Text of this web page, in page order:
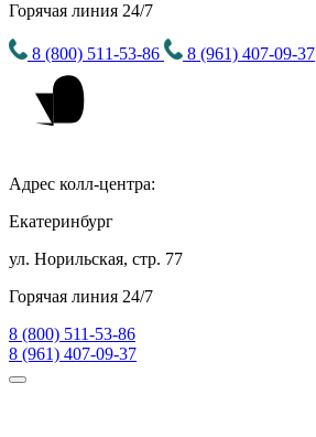
Горячая линия 24/7
8 (800) 511-53-86 8 (961) 407-09-37
Адрес колл-центра:
Екатеринбург
ул. Норильская, стр. 77
Горячая линия 24/7
8 (800) 511-53-86
8 (961) 407-09-37